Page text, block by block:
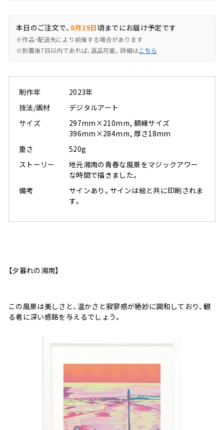
本日のご注文で、 8月19日 頃までにお届け予定です
※作品・配送先により前後する場合があります
※到着後7日以内であれば、返品可能。詳細はこちら
制作年
2023年
技法/画材
デジタルアート
サイズ
297mm×210mm, 額縁サイズ
396mm×284mm, 厚さ18mm
重さ
520g
ストーリー
地元湘南の青春な風景をマジックアワー
な時間で描きました。
備考
サインあり。サインは絵と共に印刷されま
す。
【夕暮れの湘南】
この風景は美しさと、温かさと寂寥感が絶妙に調和しており、観
る者に深い感銘を与えるでしょう。